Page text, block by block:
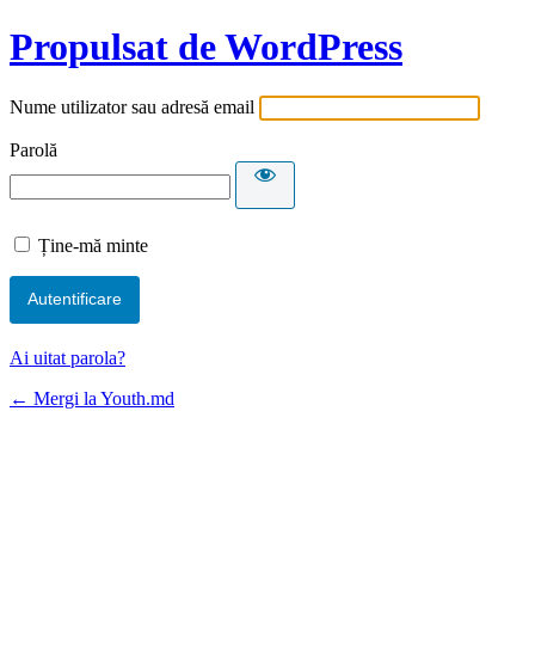
Propulsat de WordPress
Nume utilizator sau adresă email
Parolă
Ține-mă minte
Ai uitat parola?
← Mergi la Youth.md